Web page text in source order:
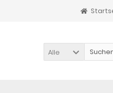
Alle